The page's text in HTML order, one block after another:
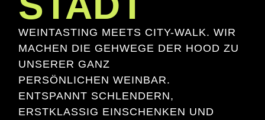
WEINTASTING MEETS CITY-WALK. WIR
MACHEN DIE GEHWEGE DER HOOD ZU
UNSERER GANZ
PERSÖNLICHEN WEINBAR.
ENTSPANNT SCHLENDERN,
ERSTKLASSIG EINSCHENKEN UND